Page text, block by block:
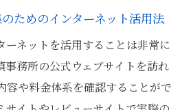
ためのインターネット活用法
ーネットを活用することは非常に
事務所の公式ウェブサイトを訪れ
容や料金体系を確認することがで